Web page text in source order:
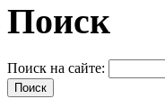
Поиск
Поиск на сайте: